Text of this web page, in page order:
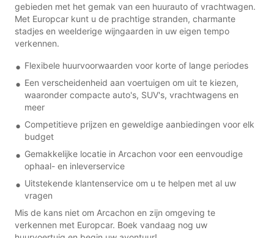
gebieden met het gemak van een huurauto of vrachtwagen.
Met Europcar kunt u de prachtige stranden, charmante
stadjes en weelderige wijngaarden in uw eigen tempo
verkennen.
Flexibele huurvoorwaarden voor korte of lange periodes
Een verscheidenheid aan voertuigen om uit te kiezen,
waaronder compacte auto's, SUV's, vrachtwagens en
meer
Competitieve prijzen en geweldige aanbiedingen voor elk
budget
Gemakkelijke locatie in Arcachon voor een eenvoudige
ophaal- en inleverservice
Uitstekende klantenservice om u te helpen met al uw
vragen
Mis de kans niet om Arcachon en zijn omgeving te
verkennen met Europcar. Boek vandaag nog uw